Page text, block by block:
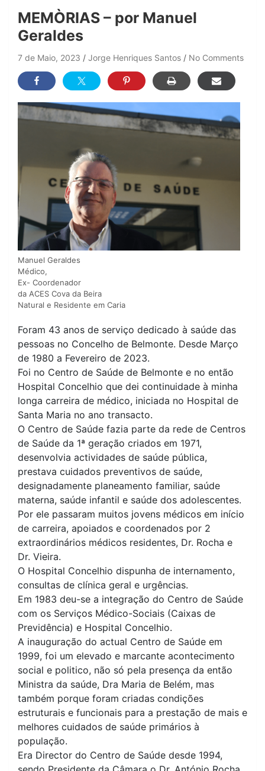
MEMÒRIAS – por Manuel
Geraldes
7 de Maio, 2023 Jorge Henriques Santos No Comments
Manuel Geraldes
Médico,
Ex- Coordenador
da ACES Cova da Beira
Natural e Residente em Caria
Foram 43 anos de serviço dedicado à saúde das
pessoas no Concelho de Belmonte. Desde Março
de 1980 a Fevereiro de 2023.
Foi no Centro de Saúde de Belmonte e no então
Hospital Concelhio que dei continuidade à minha
longa carreira de médico, iniciada no Hospital de
Santa Maria no ano transacto.
O Centro de Saúde fazia parte da rede de Centros
de Saúde da 1ª geração criados em 1971,
desenvolvia actividades de saúde pública,
prestava cuidados preventivos de saúde,
designadamente planeamento familiar, saúde
materna, saúde infantil e saúde dos adolescentes.
Por ele passaram muitos jovens médicos em início
de carreira, apoiados e coordenados por 2
extraordinários médicos residentes, Dr. Rocha e
Dr. Vieira.
O Hospital Concelhio dispunha de internamento,
consultas de clínica geral e urgências.
Em 1983 deu-se a integração do Centro de Saúde
com os Serviços Médico-Sociais (Caixas de
Previdência) e Hospital Concelhio.
A inauguração do actual Centro de Saúde em
1999, foi um elevado e marcante acontecimento
social e politico, não só pela presença da então
Ministra da saúde, Dra Maria de Belém, mas
também porque foram criadas condições
estruturais e funcionais para a prestação de mais e
melhores cuidados de saúde primários à
população.
Era Director do Centro de Saúde desde 1994,